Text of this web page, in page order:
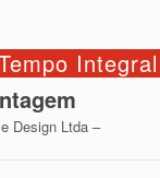
Integral
Design Ltda –